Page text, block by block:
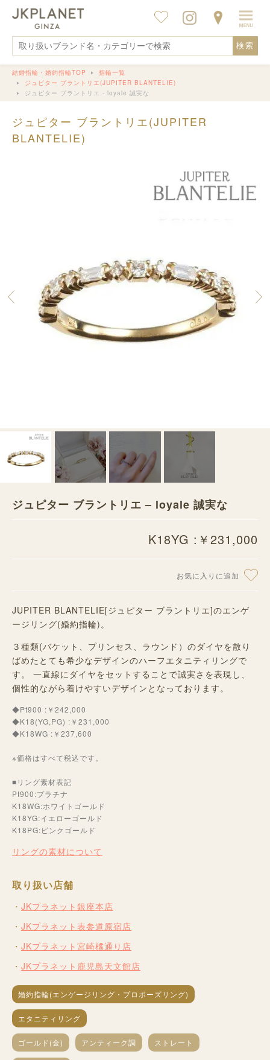
検索
結婚指輪・婚約指輪TOP
指輪一覧
ジュピター ブラントリエ(JUPITER BLANTELIE)
ジュピター ブラントリエ - loyale 誠実な
ジュピター ブラントリエ(JUPITER
BLANTELIE)
ジュピター ブラントリエ – loyale 誠実な
K18YG :￥231,000
お気に入りに追加
JUPITER BLANTELIE[ジュピター ブラントリエ]のエンゲ
ージリング(婚約指輪)。
３種類(バケット、プリンセス、ラウンド）のダイヤを散り
ばめたとても希少なデザインのハーフエタニティリングで
す。 一直線にダイヤをセットすることで誠実さを表現し、
個性的ながら着けやすいデザインとなっております。
◆Pt900 :￥242,000
◆K18(YG,PG) :￥231,000
◆K18WG :￥237,600
※価格はすべて税込です。
■リング素材表記
Pt900:プラチナ
K18WG:ホワイトゴールド
K18YG:イエローゴールド
K18PG:ピンクゴールド
リングの素材について
取り扱い店舗
JKプラネット銀座本店
JKプラネット表参道原宿店
JKプラネット宮崎橘通り店
JKプラネット鹿児島天文館店
婚約指輪(エンゲージリング・プロポーズリング)
エタニティリング
ゴールド(金) アンティーク調 ストレート